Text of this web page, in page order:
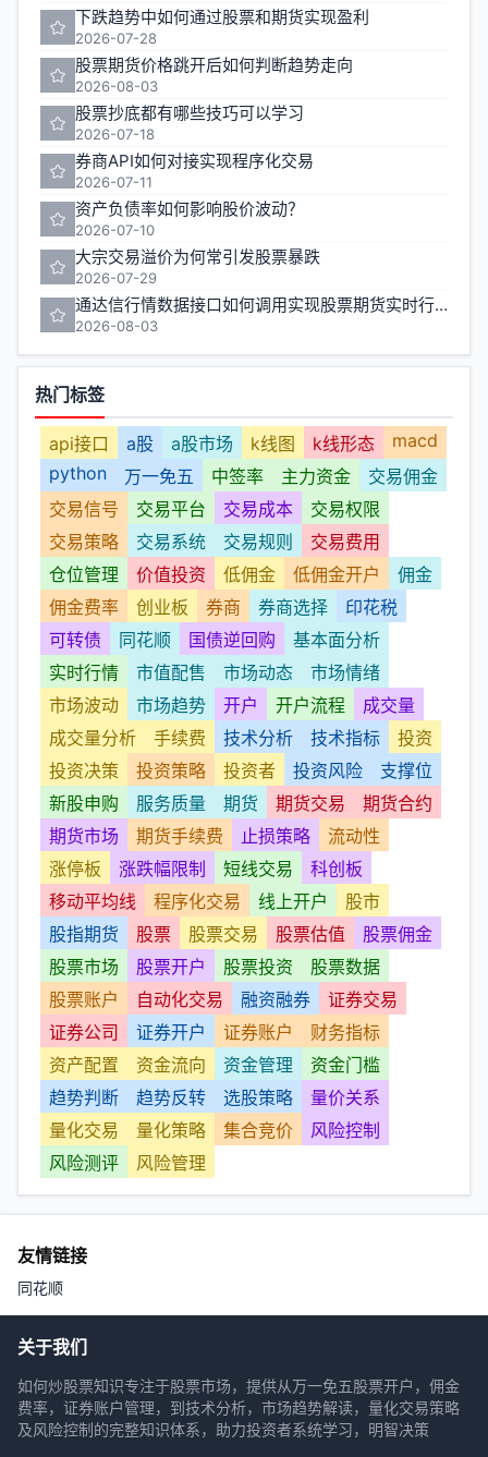
下跌趋势中如何通过股票和期货实现盈利
2026-07-28
股票期货价格跳开后如何判断趋势走向
2026-08-03
股票抄底都有哪些技巧可以学习
2026-07-18
券商API如何对接实现程序化交易
2026-07-11
资产负债率如何影响股价波动？
2026-07-10
大宗交易溢价为何常引发股票暴跌
2026-07-29
通达信行情数据接口如何调用实现股票期货实时行情监控
2026-08-03
热门标签
api接口 a股 a股市场 k线图 k线形态
macd
python
万一免五 中签率 主力资金
交易佣金
交易信号
交易平台 交易成本
交易权限
交易策略
交易系统 交易规则
交易费用
仓位管理
价值投资 低佣金 低佣金开户
佣金
佣金费率
创业板 券商 券商选择
印花税
可转债
同花顺 国债逆回购
基本面分析
实时行情
市值配售 市场动态
市场情绪
市场波动
市场趋势 开户 开户流程
成交量
成交量分析
手续费 技术分析 技术指标
投资
投资决策
投资策略 投资者 投资风险
支撑位
新股申购
服务质量 期货 期货交易
期货合约
期货市场
期货手续费 止损策略
流动性
涨停板
涨跌幅限制 短线交易
科创板
移动平均线
程序化交易 线上开户
股市
股指期货
股票 股票交易 股票估值
股票佣金
股票市场
股票开户 股票投资
股票数据
股票账户
自动化交易 融资融券
证券交易
证券公司
证券开户 证券账户
财务指标
资产配置
资金流向 资金管理
资金门槛
趋势判断
趋势反转 选股策略
量价关系
量化交易
量化策略 集合竞价
风险控制
风险测评
风险管理
友情链接
同花顺
关于我们
如何炒股票知识专注于股票市场，提供从万一免五股票开户，佣金
费率，证券账户管理，到技术分析，市场趋势解读，量化交易策略
及风险控制的完整知识体系，助力投资者系统学习，明智决策